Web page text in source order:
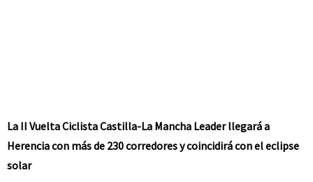
La II Vuelta Ciclista Castilla-La Mancha Leader llegará a
Herencia con más de 230 corredores y coincidirá con el eclipse
solar